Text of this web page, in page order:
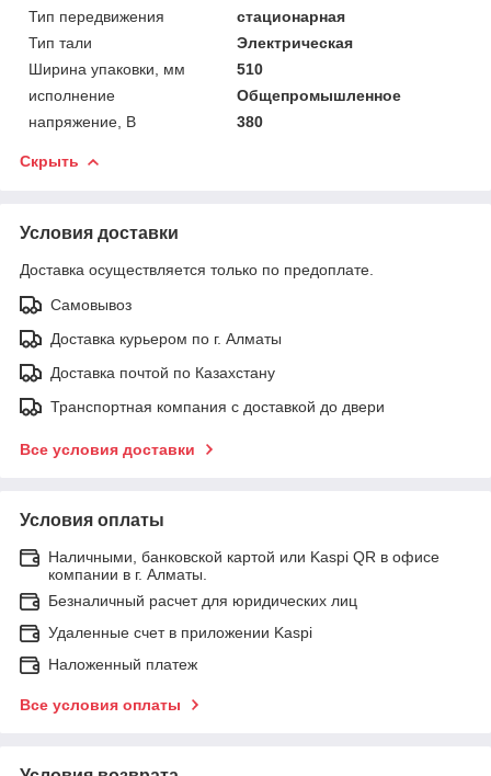
Тип передвижения
стационарная
Тип тали
Электрическая
Ширина упаковки, мм
510
исполнение
Общепромышленное
напряжение, В
380
Скрыть
Условия доставки
Доставка осуществляется только по предоплате.
Самовывоз
Доставка курьером по г. Алматы
Доставка почтой по Казахстану
Транспортная компания с доставкой до двери
Все условия доставки
Условия оплаты
Наличными, банковской картой или Kaspi QR в офисе
компании в г. Алматы.
Безналичный расчет для юридических лиц
Удаленные счет в приложении Kaspi
Наложенный платеж
Все условия оплаты